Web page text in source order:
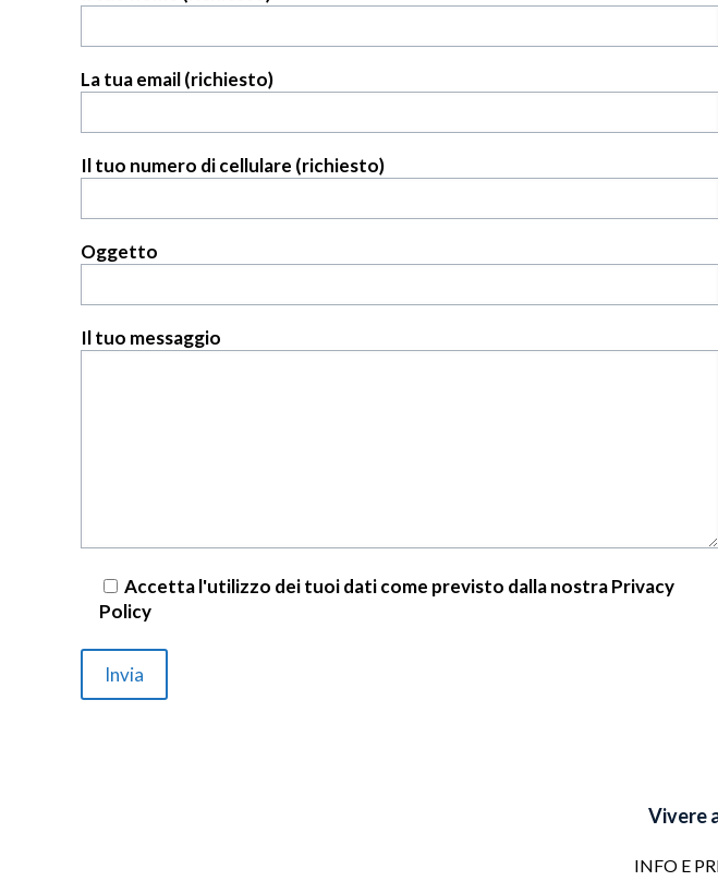
La tua email (richiesto)
Il tuo numero di cellulare (richiesto)
Oggetto
Il tuo messaggio
Accetta l'utilizzo dei tuoi dati come previsto dalla nostra Privacy
Policy
Vivere
INFO E